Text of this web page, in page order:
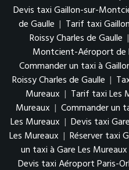
Devis taxi Gaillon-sur-
de Gaulle | Tarif taxi
Roissy Charles de Gaulle |
Montcient-Aéroport de
Commander un taxi à
Roissy Charles de Gaulle |
Mureaux | Tarif taxi Les
Mureaux | Commander un
Les Mureaux | Devis taxi
Les Mureaux | Réserver taxi
un taxi à Gare Les Mureaux
Devis taxi Aéroport Paris-